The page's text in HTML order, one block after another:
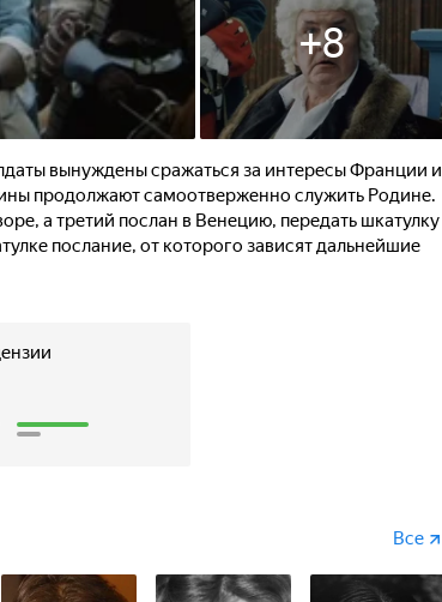
+8
вынуждены сражаться за интересы Франции и
продолжают самоотверженно служить Родине.
а третий послан в Венецию, передать шкатулку
послание, от которого зависят дальнейшие
Все